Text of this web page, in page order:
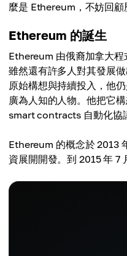
麼是 Ethereum，不妨回顧
Ethereum 的誕生
Ethereum 由俄裔加拿大
雖然還有許多人對其發展
原始構想與持續投入，他
廣為人知的人物。他把它
smart contracts 自動化協
Ethereum 的概念於 2013
資展開開發。到 2015 年 7